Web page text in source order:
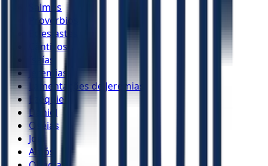
Salmos
Provérbios
Eclesiastes
Cânticos
Isaías
Jeremias
Lamentações de Jeremias
Ezequiel
Daniel
Oséias
Joel
Amós